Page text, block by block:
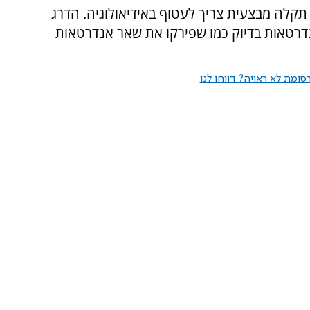
מבצעית צריך לעטוף באידיאולוגיה. הדרג
בדיוק כמו שפירקו את שאר אנדרטאות
לא ראויה? דווחו לנו